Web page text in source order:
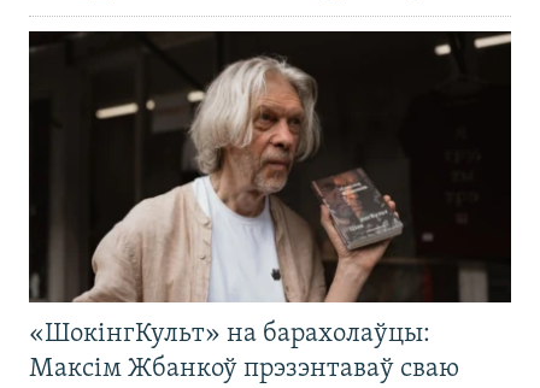
«ШокінгКульт» на барахолаўцы:
Максім Жбанкоў прэзэнтаваў сваю